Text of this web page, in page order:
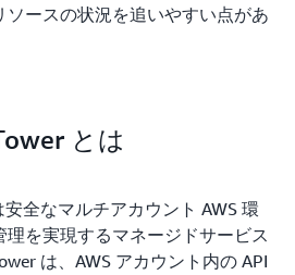
ソースの状況を追いやすい点があ
とは
安全なマルチアカウント AWS 環
を実現するマネージドサービス
は、AWS アカウント内の API